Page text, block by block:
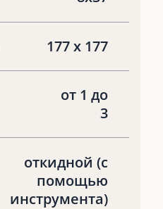
177 x 177
от 1 до
3
откидной (с
помощью
инструмента)